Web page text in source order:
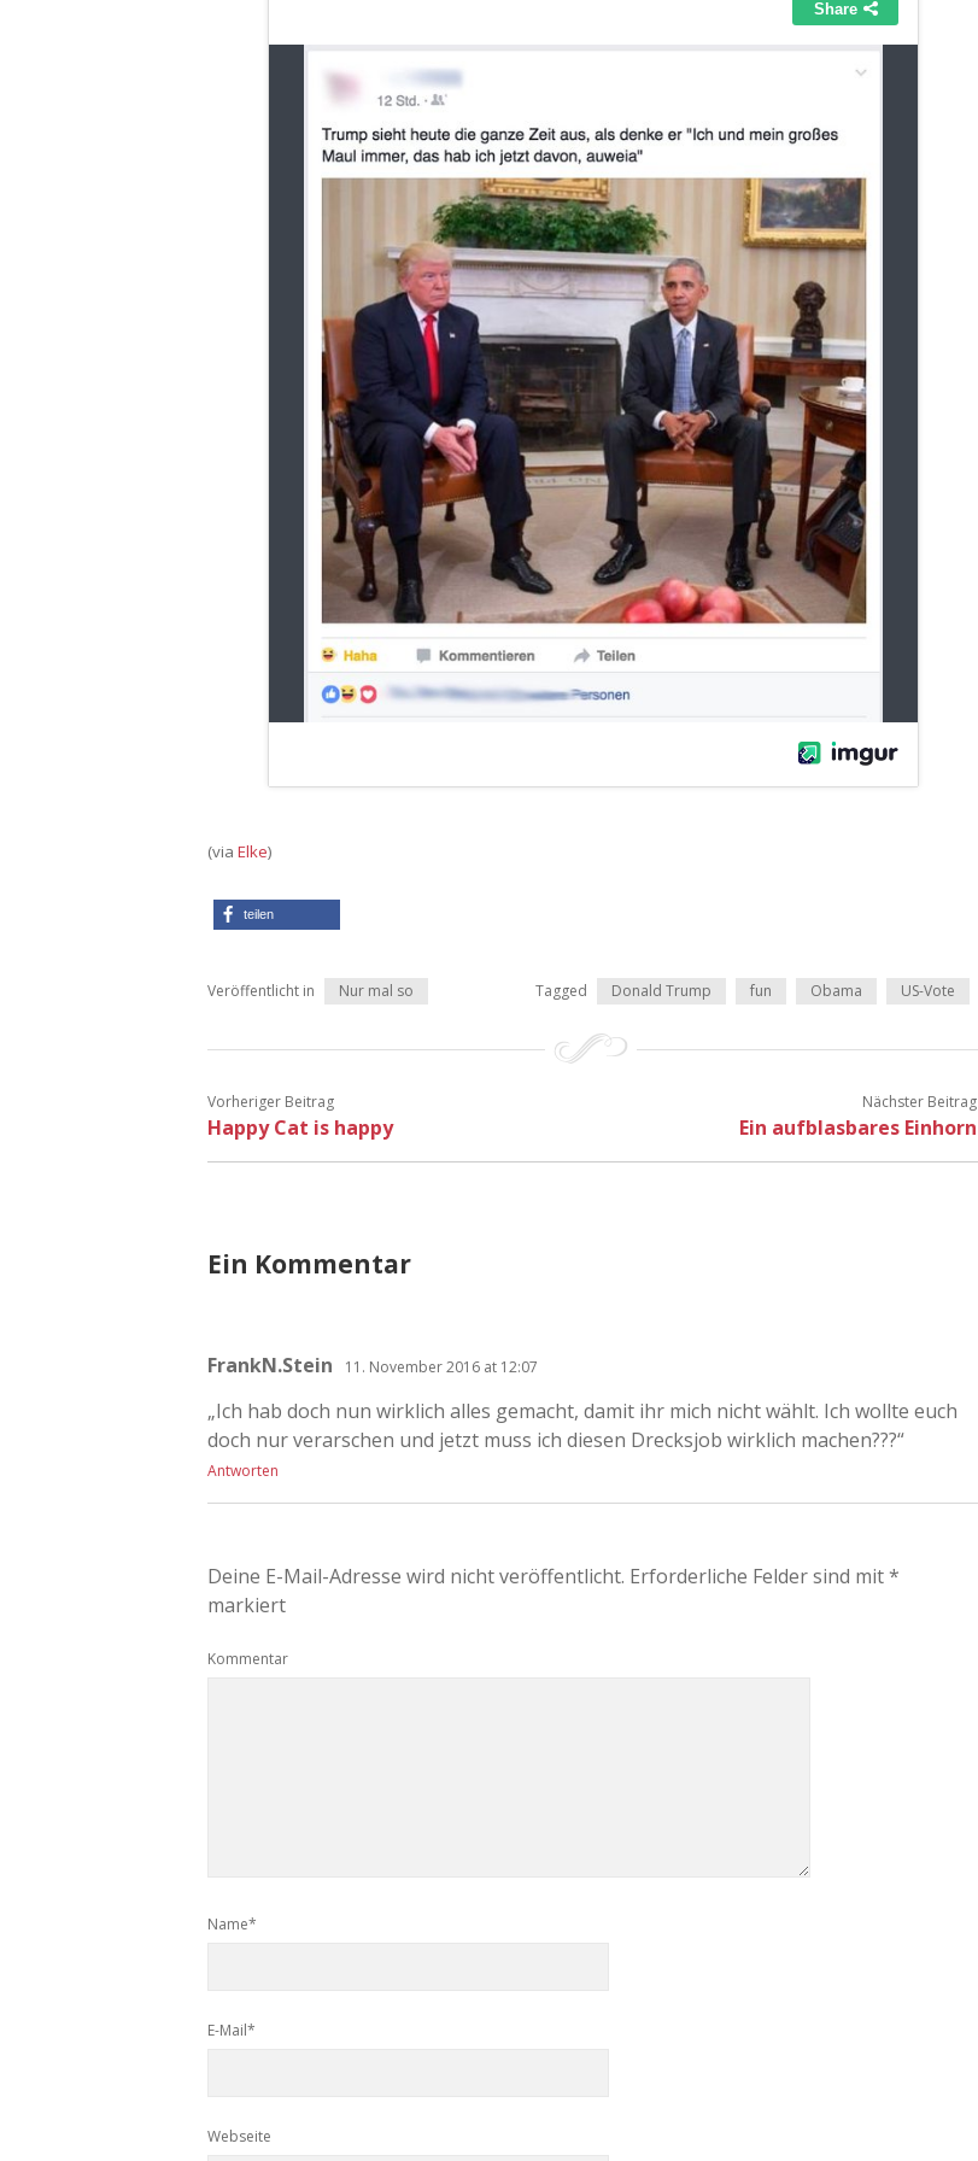
(via Elke)
teilen
Veröffentlicht in Nur mal so Tagged Donald Trump fun Obama US-Vote
Vorheriger Beitrag
Happy Cat is happy
Nächster Beitrag
Ein aufblasbares Einhorn
Ein Kommentar
FrankN.Stein 11. November 2016 at 12:07
„Ich hab doch nun wirklich alles gemacht, damit ihr mich nicht wählt. Ich wollte euch
doch nur verarschen und jetzt muss ich diesen Drecksjob wirklich machen???“
Antworten
Deine E-Mail-Adresse wird nicht veröffentlicht. Erforderliche Felder sind mit*
markiert
Kommentar
Name*
E-Mail*
Webseite